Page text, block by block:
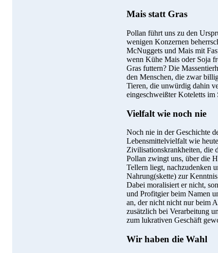
Mais statt Gras
Pollan führt uns zu den
wenigen Konzernen
McNuggets und Mais mit
wenn Kühe Mais oder Soja
Gras futtern? Die
den Menschen, die zwar
Tieren, die unwürdig dahin
eingeschweißter Koteletts im
Vielfalt wie noch nie
Noch nie in der Geschichte
Lebensmittelvielfalt wie
Zivilisationskrankheiten, die
Pollan zwingt uns, über die
Tellern liegt, nachzudenken
Nahrung(skette) zur
Dabei moralisiert er nicht,
und Profitgier beim Namen
an, der nicht nicht nur beim
zusätzlich bei Verarbeitung
zum lukrativen Geschäft
Wir haben die Wahl